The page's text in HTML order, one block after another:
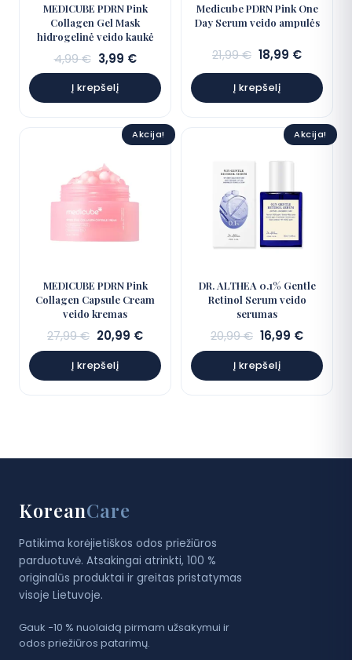
MEDICUBE PDRN Pink
Collagen Gel Mask
hidrogelinė veido kaukė
4,99€ Sena
kaina:
4,99 €.
3,99 €Dabartinė
kaina:
3,99 €.
Į krepšelį
Medicube PDRN Pink One
Day Serum veido ampulės
21,99€ Sena
kaina:
21,99 €.
18,99 €
kaina:
18,99 €.
Į krepšelį
Akcija!
MEDICUBE PDRN Pink
Collagen Capsule Cream
veido kremas
27,99€ Sena
kaina:
27,99 €.
20,99 €Dabartinė
kaina:
20,99 €.
Į krepšelį
Akcija!
DR. ALTHEA 0.1% Gentle
Retinol Serum veido
serumas
20,99€ Sena
kaina:
20,99 €.
16,99 €
kaina:
16,99 €.
Į krepšelį
KoreanCare
Patikima korėjietiškos odos priežiūros
parduotuvė. Atsakingai atrinkti, 100 %
originalūs produktai ir greitas pristatymas
visoje Lietuvoje.
Gauk −10 % nuolaidą pirmam užsakymui ir
odos priežiūros patarimų.